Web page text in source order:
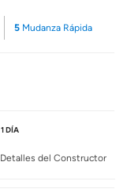
5 Mudanza Rápida
1 DÍA
Detalles del Constructor